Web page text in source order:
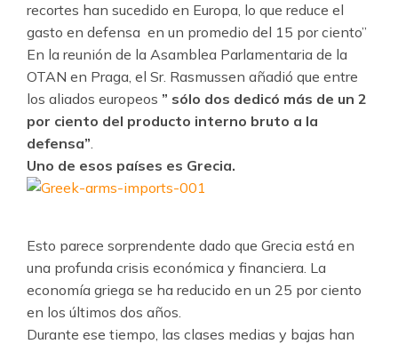
recortes han sucedido en Europa, lo que reduce el
gasto en defensa en un promedio del 15 por ciento”
En la reunión de la Asamblea Parlamentaria de la
OTAN en Praga, el Sr. Rasmussen añadió que entre
los aliados europeos ” sólo dos dedicó más de un 2
por ciento del producto interno bruto a la
defensa”.
Uno de esos países es Grecia.
Esto parece sorprendente dado que Grecia está en
una profunda crisis económica y financiera. La
economía griega se ha reducido en un 25 por ciento
en los últimos dos años.
Durante ese tiempo, las clases medias y bajas han